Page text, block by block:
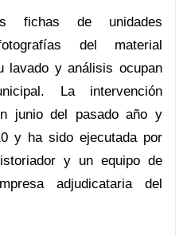
fichas de unidades
del material
lavado y análisis ocupan
La intervención
junio del pasado año y
y ha sido ejecutada por
y un equipo de
adjudicataria del